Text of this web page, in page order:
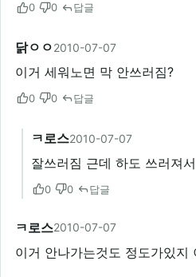
0 0 답글
닭ㅇㅇ2010-07-07
이거 세워노면 막 안쓰러짐?
0 0 답글
ㅋ로스2010-07-07
잘쓰러짐 근데 하도 쓰러져
0 0 답글
ㅋ로스2010-07-07
이거 안나가는것도 정도가있